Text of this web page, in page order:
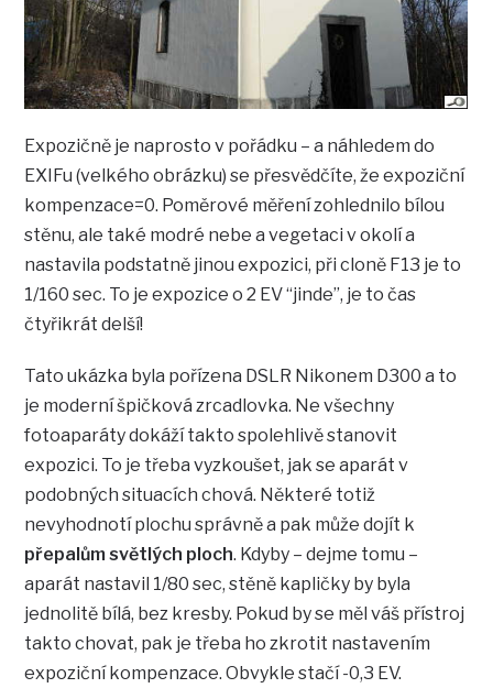
Expozičně je naprosto v pořádku – a náhledem do
EXIFu (velkého obrázku) se přesvědčíte, že expoziční
kompenzace=0. Poměrové měření zohlednilo bílou
stěnu, ale také modré nebe a vegetaci v okolí a
nastavila podstatně jinou expozici, při cloně F13 je to
1/160 sec. To je expozice o 2 EV “jinde”, je to čas
čtyřikrát delší!
Tato ukázka byla pořízena DSLR Nikonem D300 a to
je moderní špičková zrcadlovka. Ne všechny
fotoaparáty dokáží takto spolehlivě stanovit
expozici. To je třeba vyzkoušet, jak se aparát v
podobných situacích chová. Některé totiž
nevyhodnotí plochu správně a pak může dojít k
přepalům světlých ploch. Kdyby – dejme tomu –
aparát nastavil 1/80 sec, stěně kapličky by byla
jednolitě bílá, bez kresby. Pokud by se měl váš přístroj
takto chovat, pak je třeba ho zkrotit nastavením
expoziční kompenzace. Obvykle stačí -0,3 EV.